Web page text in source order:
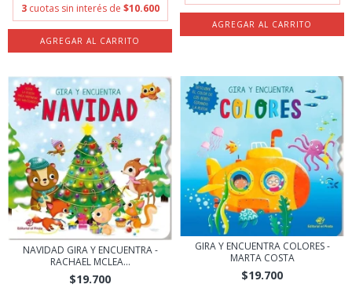
3 cuotas sin interés de $10.600
NAVIDAD GIRA Y ENCUENTRA -
RACHAEL MCLEA...
$19.700
GIRA Y ENCUENTRA COLORES -
MARTA COSTA
$19.700